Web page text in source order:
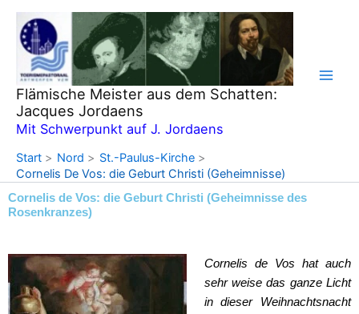
Zum
Inhalt
springen
Flämische Meister aus dem Schatten:
Jacques Jordaens
Mit Schwerpunkt auf J. Jordaens
Start Nord
St.-Paulus-Kirche
Cornelis De Vos: die Geburt Christi (Geheimnisse)
Cornelis de Vos: die Geburt Christi (Geheimnisse des
Rosenkranzes)
Cornelis de Vos hat auch
sehr weise das ganze Licht
in dieser Weihnachtsnacht